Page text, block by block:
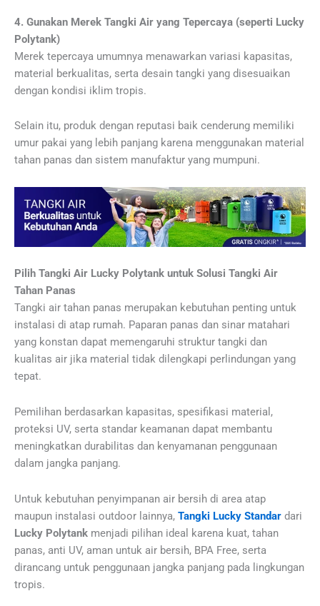
4. Gunakan Merek Tangki Air yang Tepercaya (seperti Lucky
Polytank)
Merek tepercaya umumnya menawarkan variasi kapasitas,
material berkualitas, serta desain tangki yang disesuaikan
dengan kondisi iklim tropis.
Selain itu, produk dengan reputasi baik cenderung memiliki
umur pakai yang lebih panjang karena menggunakan material
tahan panas dan sistem manufaktur yang mumpuni.
Pilih Tangki Air Lucky Polytank untuk Solusi Tangki Air
Tahan Panas
Tangki air tahan panas merupakan kebutuhan penting untuk
instalasi di atap rumah. Paparan panas dan sinar matahari
yang konstan dapat memengaruhi struktur tangki dan
kualitas air jika material tidak dilengkapi perlindungan yang
tepat.
Pemilihan berdasarkan kapasitas, spesifikasi material,
proteksi UV, serta standar keamanan dapat membantu
meningkatkan durabilitas dan kenyamanan penggunaan
dalam jangka panjang.
Untuk kebutuhan penyimpanan air bersih di area atap
maupun instalasi outdoor lainnya, Tangki Lucky Standar dari
Lucky Polytank menjadi pilihan ideal karena kuat, tahan
panas, anti UV, aman untuk air bersih, BPA Free, serta
dirancang untuk penggunaan jangka panjang pada lingkungan
tropis.